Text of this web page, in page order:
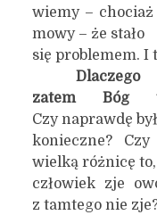
wiemy –
mowy – że stało
się problemem. I
Dlaczego
zatem Bóg
Czy naprawdę
konieczne?
wielką różnicę to,
człowiek zje
z tamtego nie